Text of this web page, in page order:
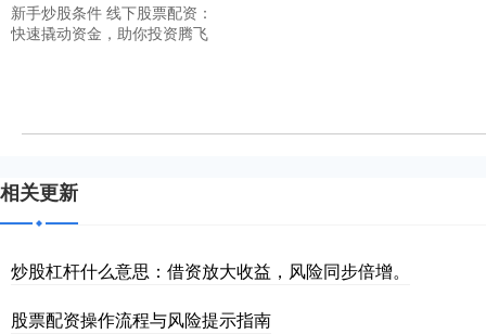
新手炒股条件 线下股票配资：
快速撬动资金，助你投资腾飞
相关更新
炒股杠杆什么意思：借资放大收益，风险同步倍增。
股票配资操作流程与风险提示指南